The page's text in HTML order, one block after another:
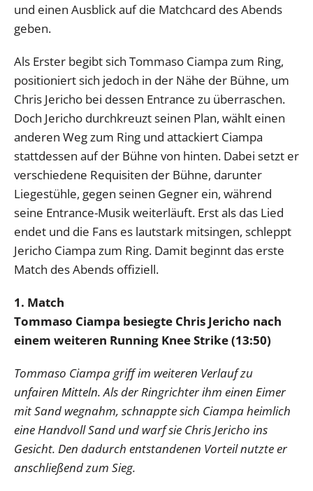
und einen Ausblick auf die Matchcard des Abends
geben.
Als Erster begibt sich Tommaso Ciampa zum Ring,
positioniert sich jedoch in der Nähe der Bühne, um
Chris Jericho bei dessen Entrance zu überraschen.
Doch Jericho durchkreuzt seinen Plan, wählt einen
anderen Weg zum Ring und attackiert Ciampa
stattdessen auf der Bühne von hinten. Dabei setzt er
verschiedene Requisiten der Bühne, darunter
Liegestühle, gegen seinen Gegner ein, während
seine Entrance-Musik weiterläuft. Erst als das Lied
endet und die Fans es lautstark mitsingen, schleppt
Jericho Ciampa zum Ring. Damit beginnt das erste
Match des Abends offiziell.
1. Match
Tommaso Ciampa besiegte Chris Jericho nach
einem weiteren Running Knee Strike (13:50)
Tommaso Ciampa griff im weiteren Verlauf zu
unfairen Mitteln. Als der Ringrichter ihm einen Eimer
mit Sand wegnahm, schnappte sich Ciampa heimlich
eine Handvoll Sand und warf sie Chris Jericho ins
Gesicht. Den dadurch entstandenen Vorteil nutzte er
anschließend zum Sieg.